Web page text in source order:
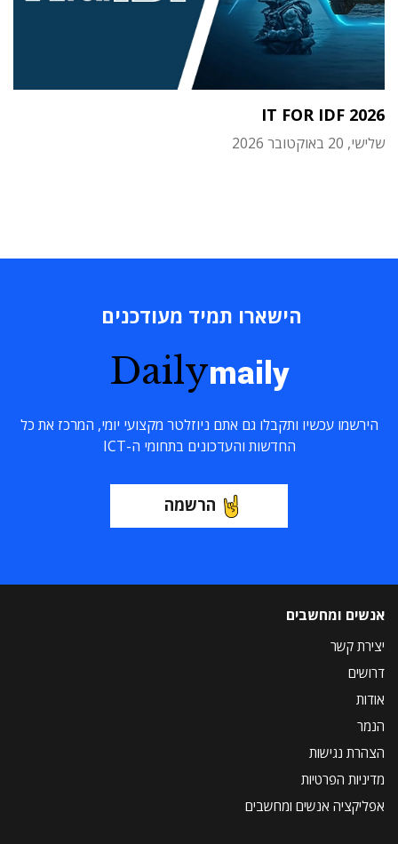
IT FOR IDF 2026
שלישי, 20 באוקטובר 2026
הישארו תמיד מעודכנים
Dailymaily
הירשמו עכשיו ותקבלו גם אתם ניוזלטר מקצועי יומי, המרכז את כל
החדשות והעדכונים בתחומי ה-ICT
הרשמה
אנשים ומחשבים
יצירת קשר
דרושים
אודות
הנמר
הצהרת נגישות
מדיניות הפרטיות
אפליקציה אנשים ומחשבים